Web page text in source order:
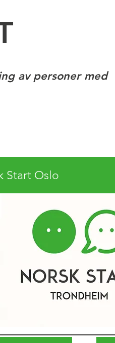
av personer med
Start Oslo